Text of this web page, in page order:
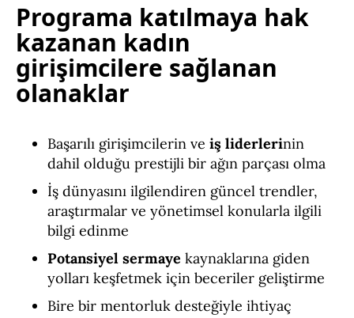
Programa katılmaya hak
kazanan kadın
girişimcilere sağlanan
olanaklar
Başarılı girişimcilerin ve iş liderlerinin
dahil olduğu prestijli bir ağın parçası olma
İş dünyasını ilgilendiren güncel trendler,
araştırmalar ve yönetimsel konularla ilgili
bilgi edinme
Potansiyel sermaye kaynaklarına giden
yolları keşfetmek için beceriler geliştirme
Bire bir mentorluk desteğiyle ihtiyaç